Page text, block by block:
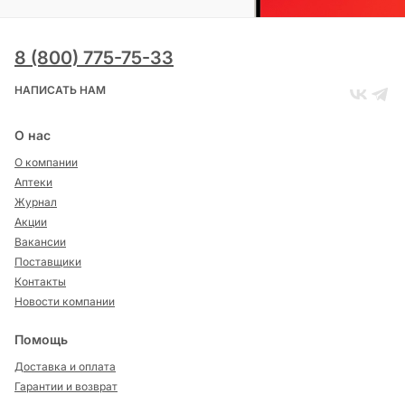
8 (800) 775-75-33
НАПИСАТЬ НАМ
О нас
О компании
Аптеки
Журнал
Акции
Вакансии
Поставщики
Контакты
Новости компании
Помощь
Доставка и оплата
Гарантии и возврат